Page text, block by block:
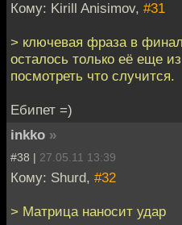
Кому: Kirill Anisimov, #31
> ключевая фраза в
осталось только её еще
посмотреть что случится.
Ебипет =)
inkko »
#38 | 27.05.11 13:39
Кому: Shurd, #32
> Mатрица наносит удар